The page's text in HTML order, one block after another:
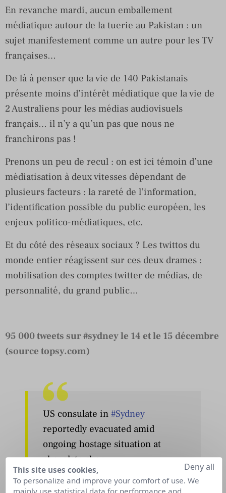
En revanche mardi, aucun emballement
médiatique autour de la tuerie au Pakistan : un
sujet manifestement comme un autre pour les TV
françaises…
De là à penser que la vie de 140 Pakistanais
présente moins d’intérêt médiatique que la vie de
2 Australiens pour les médias audiovisuels
français… il n’y a qu’un pas que nous ne
franchirons pas !
Prenons un peu de recul : on est ici témoin d’une
médiatisation à deux vitesses dépendant de
plusieurs facteurs : la rareté de l’information,
l’identification possible du public européen, les
enjeux politico-médiatiques, etc.
Et du côté des réseaux sociaux ? Les twittos du
monde entier réagissent sur ces deux drames :
mobilisation des comptes twitter de médias, de
personnalité, du grand public…
95 000 tweets sur #sydney le 14 et le 15 décembre
(source topsy.com)
US consulate in #Sydney
reportedly evacuated amid
ongoing hostage situation at
chocolate shop
http://t.co/n4D3yGjso9
pic.twitter.com/ayL7vvqxl8
This site uses cookies,
To personalize and improve your comfort of use. We
Deny all